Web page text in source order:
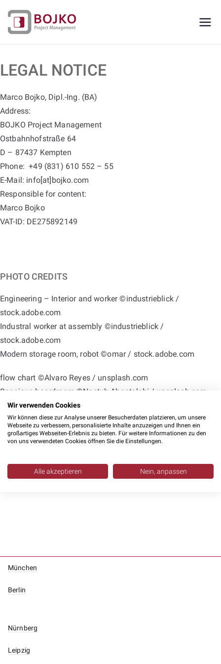
content
Ingenieurbüro
für
und
Projektmanage
ment
Ingenieurdienstleistungen aus einer
Hand
LEGAL NOTICE
Marco Bojko, Dipl.-Ing. (BA)
Address:
BOJKO Project Management
Ostbahnhofstraße 64
D – 87437 Kempten
Phone: +49 (831) 610 552 – 55
E-Mail: info[at]bojko.com
Responsible for content:
Marco Bojko
VAT-ID: DE275892149
PHOTO CREDITS
Engineering – Interior and worker ©industrieblick /
stock.adobe.com
Industral worker at assembly ©industrieblick /
stock.adobe.com
Modern storage room, robot ©omar / stock.adobe.com
flow chart ©Alvaro Reyes / unsplash.com
Spacious boardroom ©Nastuh Abootalebi / unsplash.com
Spacious boardroom 2 ©Nastuh Abootalebi / unsplash.com
Office hallway ©Nastuh Abootalebi / unsplash.com
Office hallway 2 ©Nastuh Abootalebi / unsplash.com
München
Berlin
Nürnberg
Leipzig
Wir verwenden Cookies
Wir können diese zur Analyse unserer Besucherdaten platzieren, um unsere
Webseite zu verbessern, personalisierte Inhalte anzuzeigen und Ihnen ein
großartiges Webseiten-Erlebnis zu bieten. Für weitere Informationen zu den
von uns verwendeten Cookies öffnen Sie die Einstellungen.
Alle akzeptieren Nein, anpassen